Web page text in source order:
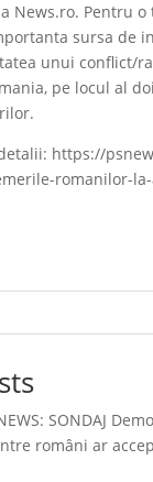
News.ro. Pentru
sursa de
unui conflict/
pe locul al
https://
romanilor-
SONDAJ
români ar